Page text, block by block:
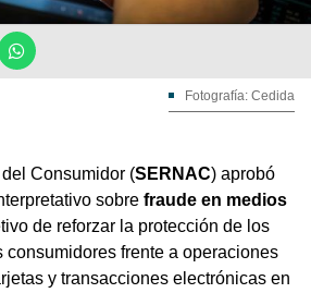

Fotografía: Cedida
Consumidor (SERNAC) aprobó
sobre fraude en medios
de reforzar la protección de los
consumidores frente a operaciones
y transacciones electrónicas en